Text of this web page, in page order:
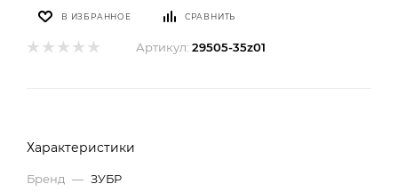
В ИЗБРАННОЕ СРАВНИТЬ
Артикул: 29505-35z01
Характеристики
Бренд — ЗУБР